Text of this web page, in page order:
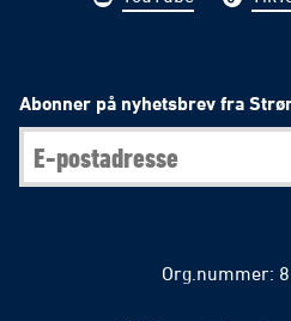
Abonner på nyhetsbrev fra
Org.nummer: